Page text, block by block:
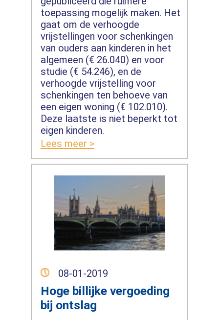
toepassing mogelijk maken. Het
gaat om de verhoogde
vrijstellingen voor schenkingen
van ouders aan kinderen in het
algemeen (€ 26.040) en voor
studie (€ 54.246), en de
verhoogde vrijstelling voor
schenkingen ten behoeve van
een eigen woning (€ 102.010).
Deze laatste is niet beperkt tot
eigen kinderen.
Lees meer >
08-01-2019
Hoge billijke vergoeding
bij ontslag